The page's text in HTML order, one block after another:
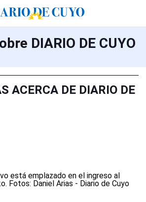
DIARIO DE CUYO
ACERCA DE DIARIO DE